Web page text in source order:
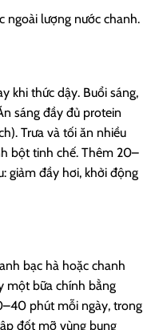
ngoài lượng nước chanh.
khi thức dậy. Buổi sáng,
sáng đầy đủ protein
Trưa và tối ăn nhiều
bột tinh chế. Thêm 20–
giảm đầy hơi, khởi động
bạc hà hoặc chanh
một bữa chính bằng
phút mỗi ngày, trong
đốt mỡ vùng bụng